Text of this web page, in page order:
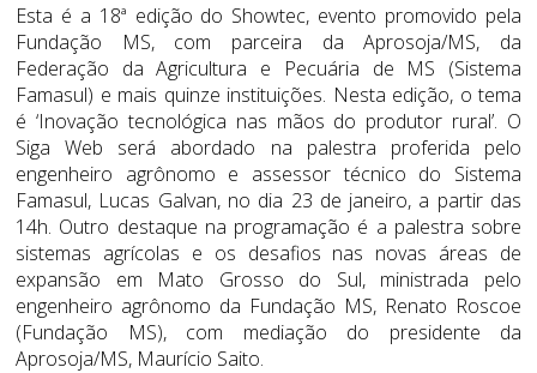
Esta é a 18ª edição do Showtec, evento promovido pela
Fundação MS, com parceira da Aprosoja/MS, da
Federação da Agricultura e Pecuária de MS (Sistema
Famasul) e mais quinze instituições. Nesta edição, o tema
é ‘Inovação tecnológica nas mãos do produtor rural’. O
Siga Web será abordado na palestra proferida pelo
engenheiro agrônomo e assessor técnico do Sistema
Famasul, Lucas Galvan, no dia 23 de janeiro, a partir das
14h. Outro destaque na programação é a palestra sobre
sistemas agrícolas e os desafios nas novas áreas de
expansão em Mato Grosso do Sul, ministrada pelo
engenheiro agrônomo da Fundação MS, Renato Roscoe
(Fundação MS), com mediação do presidente da
Aprosoja/MS, Maurício Saito.